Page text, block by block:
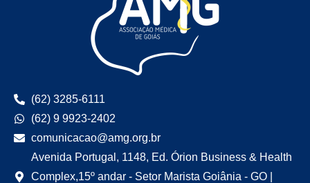
(62) 3285-6111
(62) 9 9923-2402
comunicacao@amg.org.br
Avenida Portugal, 1148, Ed. Órion Business & Health
Complex,15º andar - Setor Marista Goiânia - GO |